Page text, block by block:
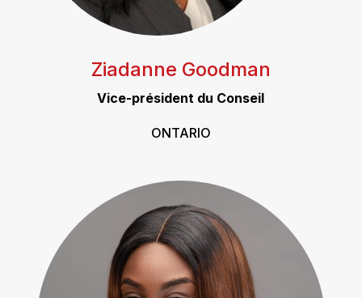
Ziadanne Goodman
Vice-président du Conseil
ONTARIO